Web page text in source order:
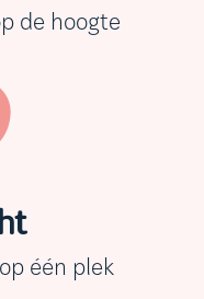
de hoogte
één plek